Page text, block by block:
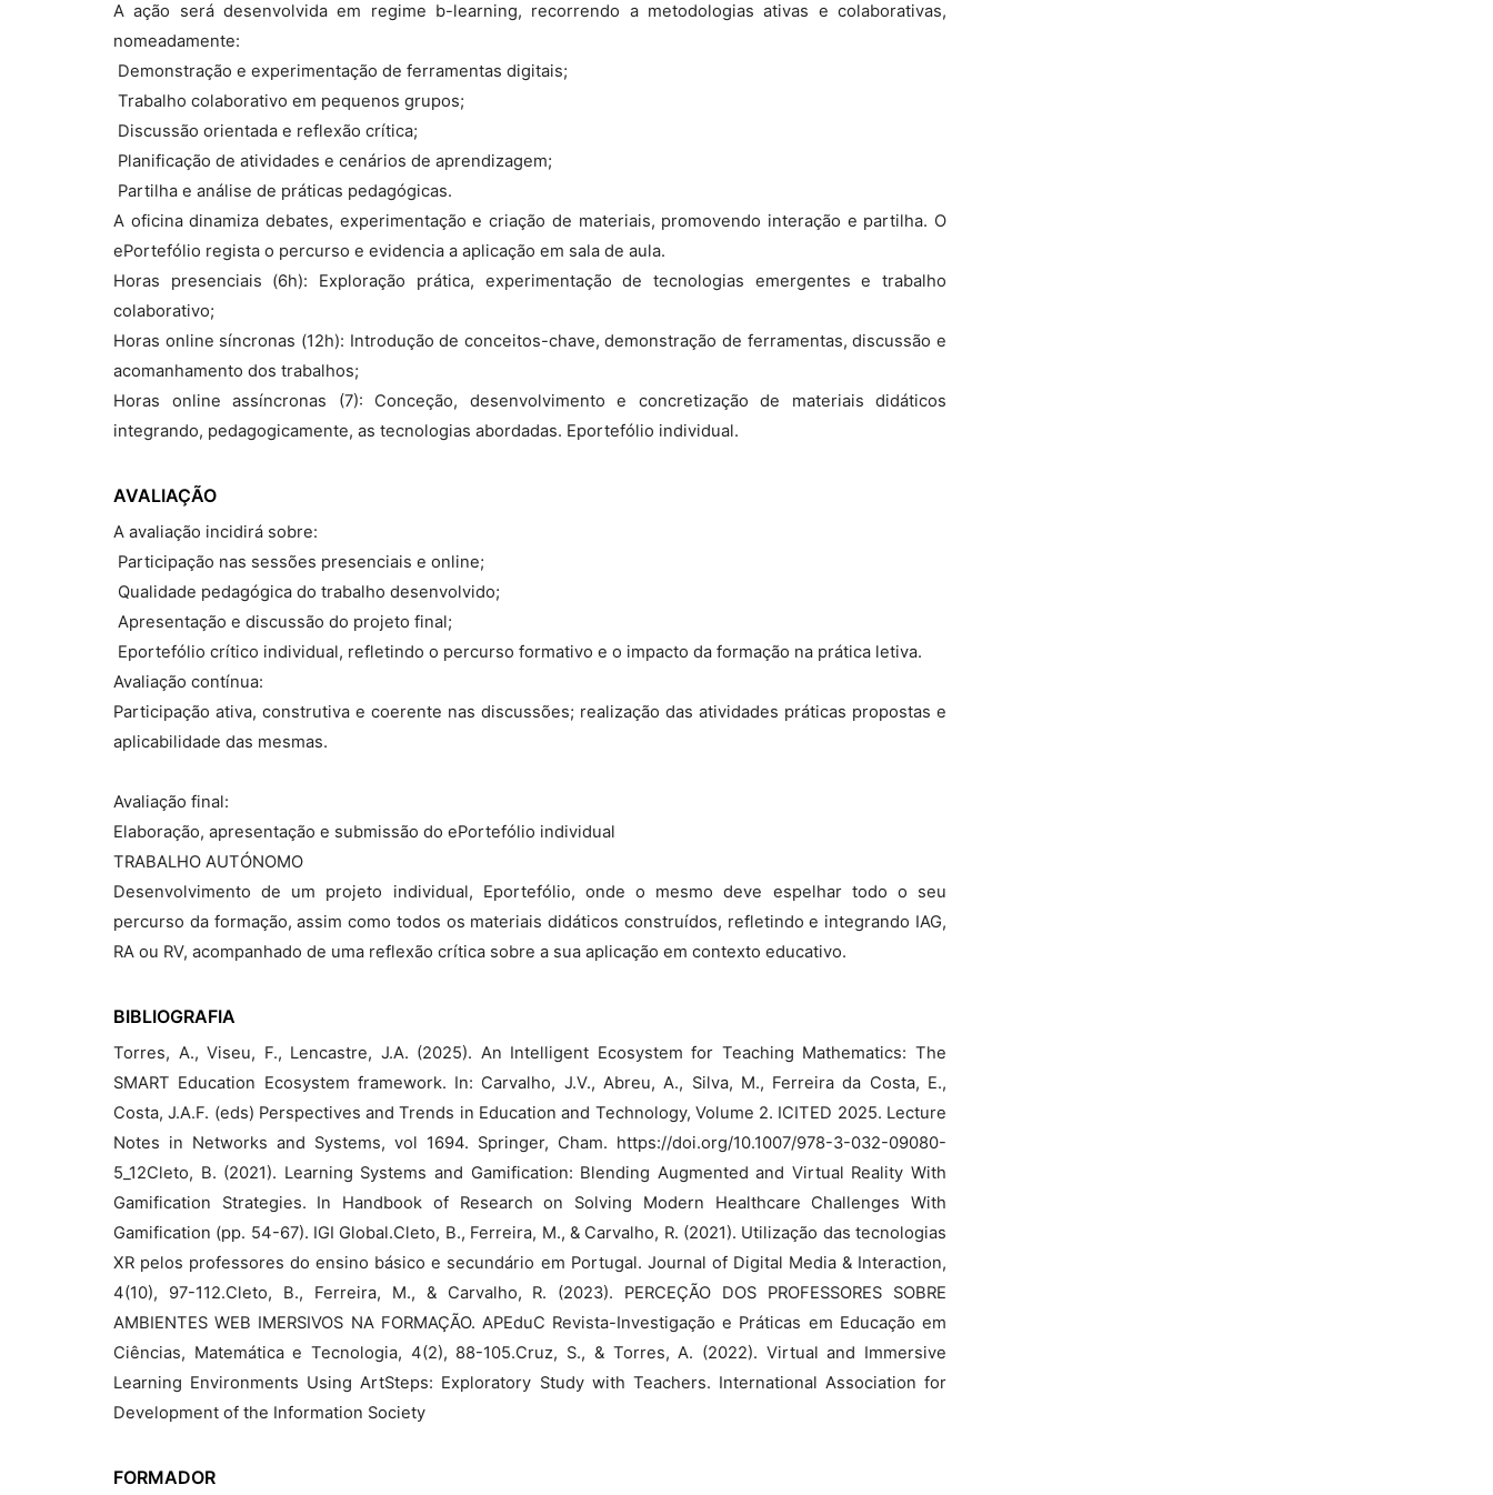
A ação será desenvolvida em regime b-learning, recorrendo a metodologias ativas e colaborativas,
nomeadamente:
 Demonstração e experimentação de ferramentas digitais;
 Trabalho colaborativo em pequenos grupos;
 Discussão orientada e reflexão crítica;
 Planificação de atividades e cenários de aprendizagem;
 Partilha e análise de práticas pedagógicas.
A oficina dinamiza debates, experimentação e criação de materiais, promovendo interação e partilha. O
ePortefólio regista o percurso e evidencia a aplicação em sala de aula.
Horas presenciais (6h): Exploração prática, experimentação de tecnologias emergentes e trabalho
colaborativo;
Horas online síncronas (12h): Introdução de conceitos-chave, demonstração de ferramentas, discussão e
acomanhamento dos trabalhos;
Horas online assíncronas (7): Conceção, desenvolvimento e concretização de materiais didáticos
integrando, pedagogicamente, as tecnologias abordadas. Eportefólio individual.
AVALIAÇÃO
A avaliação incidirá sobre:
 Participação nas sessões presenciais e online;
 Qualidade pedagógica do trabalho desenvolvido;
 Apresentação e discussão do projeto final;
 Eportefólio crítico individual, refletindo o percurso formativo e o impacto da formação na prática letiva.
Avaliação contínua:
Participação ativa, construtiva e coerente nas discussões; realização das atividades práticas propostas e
aplicabilidade das mesmas.
Avaliação final:
Elaboração, apresentação e submissão do ePortefólio individual
TRABALHO AUTÓNOMO
Desenvolvimento de um projeto individual, Eportefólio, onde o mesmo deve espelhar todo o seu
percurso da formação, assim como todos os materiais didáticos construídos, refletindo e integrando IAG,
RA ou RV, acompanhado de uma reflexão crítica sobre a sua aplicação em contexto educativo.
BIBLIOGRAFIA
Torres, A., Viseu, F., Lencastre, J.A. (2025). An Intelligent Ecosystem for Teaching Mathematics: The
SMART Education Ecosystem framework. In: Carvalho, J.V., Abreu, A., Silva, M., Ferreira da Costa, E.,
Costa, J.A.F. (eds) Perspectives and Trends in Education and Technology, Volume 2. ICITED 2025. Lecture
Notes in Networks and Systems, vol 1694. Springer, Cham. https://doi.org/10.1007/978-3-032-09080-
5_12Cleto, B. (2021). Learning Systems and Gamification: Blending Augmented and Virtual Reality With
Gamification Strategies. In Handbook of Research on Solving Modern Healthcare Challenges With
Gamification (pp. 54-67). IGI Global.Cleto, B., Ferreira, M., & Carvalho, R. (2021). Utilização das tecnologias
XR pelos professores do ensino básico e secundário em Portugal. Journal of Digital Media & Interaction,
4(10), 97-112.Cleto, B., Ferreira, M., & Carvalho, R. (2023). PERCEÇÃO DOS PROFESSORES SOBRE
AMBIENTES WEB IMERSIVOS NA FORMAÇÃO. APEduC Revista-Investigação e Práticas em Educação em
Ciências, Matemática e Tecnologia, 4(2), 88-105.Cruz, S., & Torres, A. (2022). Virtual and Immersive
Learning Environments Using ArtSteps: Exploratory Study with Teachers. International Association for
Development of the Information Society
FORMADOR